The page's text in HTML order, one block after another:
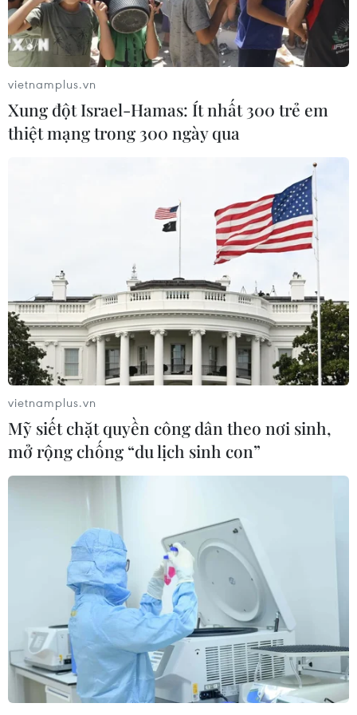
Cuộc chiến thương mại là nguy cơ lớn đối
với Trung Quốc và Mỹ
26/12/2018 02:04
Giới chuyên gia Trung Quốc nhận định cuộc chiến
thương mại đang diễn ra giữa Trung Quốc và Mỹ có lẽ
là nguy cơ bên ngoài lớn nhất đối với nền kinh tế Trung
Mỹ đang thua thiệt trong cuộc chiến
vietnamplus.vn
Xung đột Israel-Hamas: Ít nhất 300 trẻ em
thiệt mạng trong 300 ngày qua
vietnamplus.vn
Mỹ siết chặt quyền công dân theo nơi sinh,
mở rộng chống “du lịch sinh con”